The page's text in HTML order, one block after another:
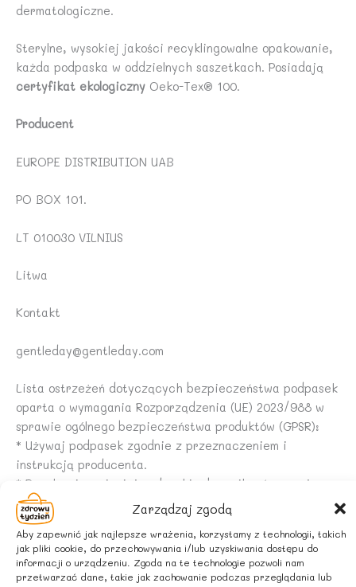
Zarządzaj zgodą
Aby zapewnić jak najlepsze wrażenia, korzystamy z technologii, takich
jak pliki cookie, do przechowywania i/lub uzyskiwania dostępu do
informacji o urządzeniu. Zgoda na te technologie pozwoli nam
przetwarzać dane, takie jak zachowanie podczas przeglądania lub
dermatologiczne.
Sterylne, wysokiej jakości recyklingowalne opakowanie,
każda podpaska w oddzielnych saszetkach. Posiadają
certyfikat ekologiczny Oeko-Tex® 100.
Producent
EUROPE DISTRIBUTION UAB
PO BOX 101.
LT 010030 VILNIUS
Litwa
Kontakt
gentleday@gentleday.com
Lista ostrzeżeń dotyczących bezpieczeństwa podpasek
oparta o wymagania Rozporządzenia (UE) 2023/988 w
sprawie ogólnego bezpieczeństwa produktów (GPSR):
* Używaj podpasek zgodnie z przeznaczeniem i
instrukcją producenta.
* Regularnie zmieniaj podpaski, aby uniknąć rozwoju
bakterii i infekcji.
* Nie używaj podpasek przeterminowanych lub
uszkodzonych.
* Przechowuj podpaski w suchym i czystym miejscu, z
dala od źródeł ciepła i wilgoci.